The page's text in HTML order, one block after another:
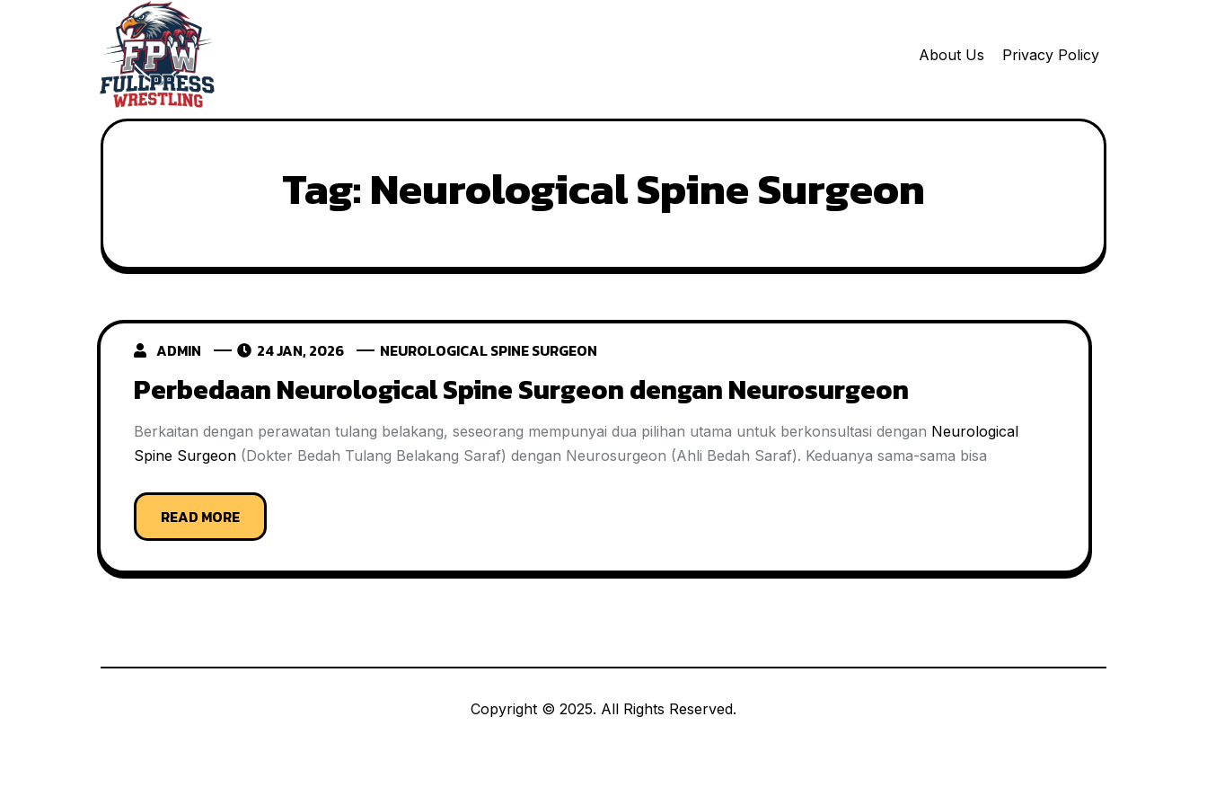
About Us Privacy Policy
Tag:Neurological Spine Surgeon
ADMIN 24 JAN, 2026 NEUROLOGICAL SPINE SURGEON
Perbedaan Neurological Spine Surgeon dengan Neurosurgeon
Berkaitan dengan perawatan tulang belakang, seseorang mempunyai dua pilihan utama untuk berkonsultasi dengan Neurological
Spine Surgeon (Dokter Bedah Tulang Belakang Saraf) dengan Neurosurgeon (Ahli Bedah Saraf). Keduanya sama-sama bisa
READ MORE